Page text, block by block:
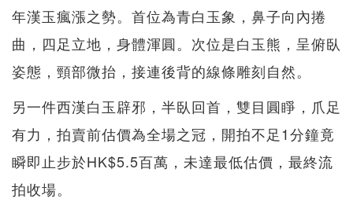
年漢玉瘋漲之勢。首位為青白玉象，鼻子向內捲
曲，四足立地，身體渾圓。次位是白玉熊，呈俯臥
姿態，頸部微抬，接連後背的線條雕刻自然。
另一件西漢白玉辟邪，半臥回首，雙目圓睜，爪足
有力，拍賣前估價為全場之冠，開拍不足1分鐘竟
瞬即止步於HK$5.5百萬，未達最低估價，最終流
拍收場。